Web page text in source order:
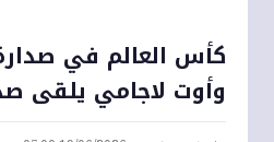
كأس العالم في
وأوت لاجامي يلقى